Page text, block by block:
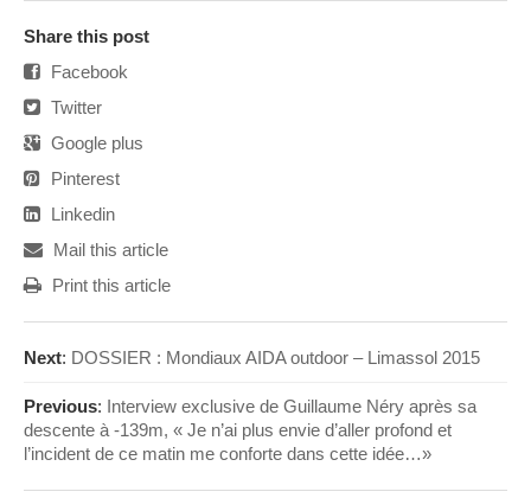
Share this post
Facebook
Twitter
Google plus
Pinterest
Linkedin
Mail this article
Print this article
Next: DOSSIER : Mondiaux AIDA outdoor – Limassol 2015
Previous: Interview exclusive de Guillaume Néry après sa
descente à -139m, « Je n’ai plus envie d’aller profond et
l’incident de ce matin me conforte dans cette idée…»